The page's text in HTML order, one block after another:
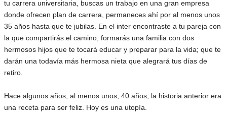
tu carrera universitaria, buscas un trabajo en una gran empresa
donde ofrecen plan de carrera, permaneces ahí por al menos unos
35 años hasta que te jubilas. En el inter encontraste a tu pareja con
la que compartirás el camino, formarás una familia con dos
hermosos hijos que te tocará educar y preparar para la vida; que te
darán una todavía más hermosa nieta que alegrará tus días de
retiro.
Hace algunos años, al menos unos, 40 años, la historia anterior era
una receta para ser feliz. Hoy es una utopía.